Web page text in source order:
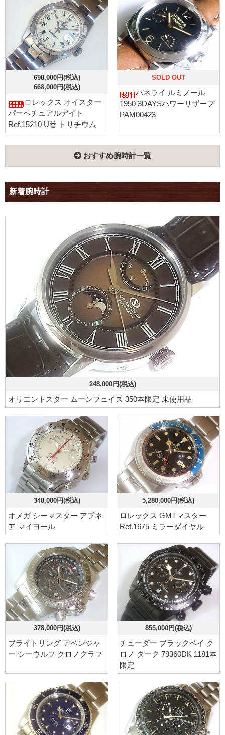
698,000円(税込)
668,000円(税込)
ロレックス オイスター
パーペチュアルデイト
Ref.15210 U番 トリチウム
SOLD OUT
パネライ ルミノール
1950 3DAYSパワーリザーブ
PAM00423
おすすめ腕時計一覧
新着腕時計
248,000円(税込)
オリエントスター ムーンフェイズ 350本限定 未使用品
348,000円(税込)
オメガ シーマスター アプネ
ア マイヨール
5,280,000円(税込)
ロレックス GMTマスター
Ref.1675 ミラーダイヤル
378,000円(税込)
ブライトリング アベンジャ
ー シーウルフ クロノグラフ
855,000円(税込)
チューダー ブラックベイ ク
ロノ ダーク 79360DK 1181本
限定